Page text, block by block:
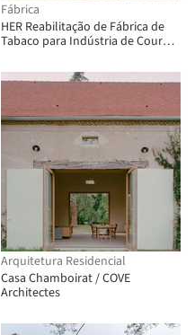
Fábrica
HER Reabilitação de Fábrica de
Tabaco para Indústria de Couro /
Arquitetura Residencial
Casa Chamboirat / COVE
Architectes